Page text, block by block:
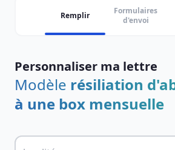
Remplir
Formulaires
d'envoi
Personnaliser ma lettre
Modèle résiliation
à une box mensuelle